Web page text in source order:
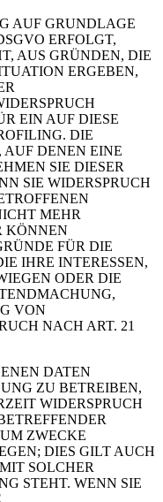
AUF GRUNDLAGE
ERFOLGT,
AUS GRÜNDEN, DIE
ERGEBEN,
EIN AUF DIESE
DIE
AUF DENEN EINE
SIE DIESER
SIE WIDERSPRUCH
MEHR
KÖNNEN
FÜR DIE
IHRE INTERESSEN,
ODER DIE
VON
NACH ART. 21
DATEN
ZU BETREIBEN,
WIDERSPRUCH
ZWECKE
DIES GILT AUCH
SOLCHER
STEHT. WENN SIE